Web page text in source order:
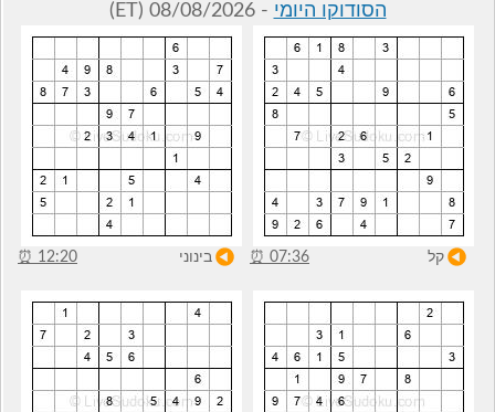
הסודוקו היומי- 08/08/2026 (ET)
קל 07:36
⏰ בינוני 12:20
⏰